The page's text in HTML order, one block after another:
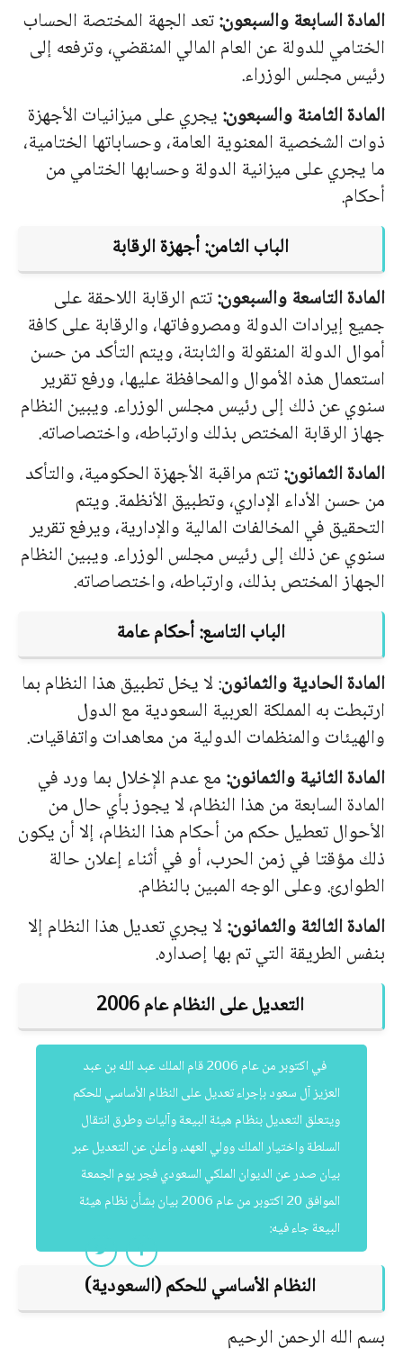
المادة السابعة والسبعون:تعد الجهة المختصة الحساب
الختامي للدولة عن العام المالي المنقضي، وترفعه إلى
رئيس مجلس الوزراء.
المادة الثامنة والسبعون:يجري على ميزانيات الأجهزة
ذوات الشخصية المعنوية العامة، وحساباتها الختامية،
ما يجري على ميزانية الدولة وحسابها الختامي من
أحكام.
الباب الثامن: أجهزة الرقابة
المادة التاسعة والسبعون:تتم الرقابة اللاحقة على
جميع إيرادات الدولة ومصروفاتها، والرقابة على كافة
أموال الدولة المنقولة والثابتة، ويتم التأكد من حسن
استعمال هذه الأموال والمحافظة عليها، ورفع تقرير
سنوي عن ذلك إلى رئيس مجلس الوزراء. ويبين النظام
جهاز الرقابة المختص بذلك وارتباطه، واختصاصاته.
المادة الثمانون:تتم مراقبة الأجهزة الحكومية، والتأكد
من حسن الأداء الإداري، وتطبيق الأنظمة. ويتم
التحقيق في المخالفات المالية والإدارية، ويرفع تقرير
سنوي عن ذلك إلى رئيس مجلس الوزراء. ويبين النظام
الجهاز المختص بذلك، وارتباطه، واختصاصاته.
الباب التاسع: أحكام عامة
المادة الحادية والثمانون: لا يخل تطبيق هذا النظام بما
ارتبطت به المملكة العربية السعودية مع الدول
والهيئات والمنظمات الدولية من معاهدات واتفاقيات.
المادة الثانية والثمانون:مع عدم الإخلال بما ورد في
المادة السابعة من هذا النظام، لا يجوز بأي حال من
الأحوال تعطيل حكم من أحكام هذا النظام، إلا أن يكون
ذلك مؤقتا في زمن الحرب، أو في أثناء إعلان حالة
الطوارئ. وعلى الوجه المبين بالنظام.
المادة الثالثة والثمانون:لا يجري تعديل هذا النظام إلا
بنفس الطريقة التي تم بها إصداره.
التعديل على النظام عام 2006
في اكتوبر من عام 2006 قام الملك عبد الله بن عبد
العزيز آل سعود بإجراء تعديل على النظام الأساسي للحكم
ويتعلق التعديل بنظام هيئة البيعة وآليات وطرق انتقال
السلطة واختيار الملك وولي العهد، وأعلن عن التعديل عبر
بيان صدر عن الديوان الملكي السعودي فجر يوم الجمعة
الموافق 20 اكتوبر من عام 2006 بيان بشأن نظام هيئة
البيعة جاء فيه:
النظام الأساسي للحكم (السعودية)
بسم الله الرحمن الرحيم